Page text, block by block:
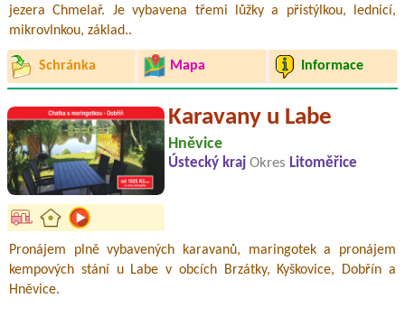
jezera Chmelař. Je vybavena třemi lůžky a přistýlkou, lednicí,
mikrovlnkou, základ..
Schránka Mapa Informace
Karavany u Labe
Hněvice
Ústecký kraj Okres Litoměřice
Pronájem plně vybavených karavanů, maringotek a pronájem
kempových stání u Labe v obcích Brzátky, Kyškovice, Dobřín a
Hněvice.